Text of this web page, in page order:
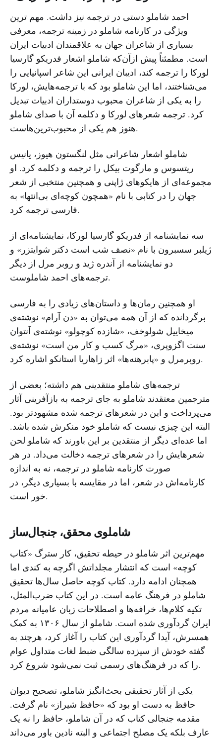
احمد شاملو دستی در ترجمه نیز داشت. مهم ترین
ویژگی‌ در کارنامه‌ شاملو در زمینه‌ ترجمه، معرفی
بسیاری از شاعران جهان به علاقمندان ادبیات ایران
است. مطمئناً پیش ازآن‌که شاملو اشعار فدریکو گارسیا
لورکا را ترجمه کند،‌ ادیبان ایرانی این شاعر اسپانیایی را
می‌شناختند، اما این شاملو بود که با ترجمه‌هایش، لورکا
را به یکی از شاعران محبوب دوستداران ادبیات تبدیل
کرد. ترجمه شعرهای لورکا و دکلمه آن با صدای شاملو
هنوز هم یکی از محبوب‌ترین‌هاست.
شاملو اشعار شاعرانی مثل لنگستون هیوز، یانیس
ریتسوس و مارگوت بیکل را ترجمه و دکلمه کرد. او
مجموعه‌ای از هایکوهای ژاپنی و همچنین منتخبی از شعر
جهان را در کتابی با نام «همچون کوچه‌‌ای بی‌انتها» به
فارسی ترجمه کرد.
سه نمایشنامه از فدریکو گارسیا لورکا،‌ نمایشنامه‌ای از
ژیلبر سسبرون با نام «نصف شب است دکتر شوایتزر» و
دو نمایشنامه از آندره ژید و روبر مرل از دیگر
ترجمه‌های احمد شاملوست.
او همچنین رمان‌ها و داستان‌های زیادی را به فارسی
برگردانده که از آن همه می‌توان به «دن آرام» نوشته‌ی
میخاییل شولوخف، ‌«شازده کوچولو» نوشته‌ی آنتوان
سنت اگزوپری، «مرگ کسب و کار من است» نوشته‌ی
روبرمرل و «پابرهنه‌ها» اثر زاهاریا استانکو اشاره کرد.
ترجمه‌های شاملو منتقدینی هم داشته؛ بعضی از
مترجمین معتقدند شاملو به جای ترجمه به بازآفرینی آثار
می‌پرداخت و این در شعرهای ترجمه شده مشهودتر بود.
البته این چیزی نیست که شاملو خود منکرش شده باشد.
اما عده‌ای دیگر از منتقدین بر این باورند که شاملو لحن
شعرهایش را در شعرهای ترجمه دخالت می‌داد. در هر
صورت کارنامه‌ شاملو در ترجمه، نه به اندازه‌
کارنامه‌اش در شعر، اما در مقایسه با بسیاری دیگر،‌ در
خور است.
شاملوی محقق، جنجال‌ساز
مهم‌ترین اثر شاملو در حیطه‌ تحقیق، ‌کار سترگ «کتاب
کوچه» است که انتشار مجلداتش اگرچه به کندی اما
همچنان ادامه دارد. کتاب کوچه حاصل سال‌ها تحقیق
شاملو در فرهنگ عامه است. در این کتاب ضرب‌المثل،
تکیه کلام‌‌ها،‌ خرافه‌ها و اصطلاحات زبان عامیانه مردم
ایران گردآوری شده است. شاملو از سال ۱۳۰۶ به کمک
همسرش، آیدا گردآوری این کتاب را آغاز کرد،‌ هرچند به
گفته‌ خودش از سیزده سالگی ضبط لغات متداول عوام
را که در فرهنگ‌های رسمی ثبت نمی‌شود شروع کرد.
یکی از آثار تحقیقی بحث‌انگیز شاملو، ‌تصحیح دیوان
حافظ به دست او بود که «حافظ شیراز» نام گرفت.
مقدمه‌ جنجالی کتاب که در آن شاملو، حافظ را نه یک
عارف بلکه یک مصلح اجتماعی و البته نادین باور می‌داند